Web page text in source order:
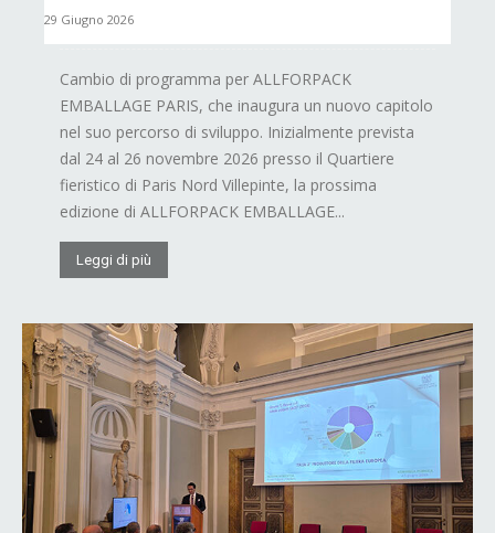
29 Giugno 2026
Cambio di programma per ALLFORPACK
EMBALLAGE PARIS, che inaugura un nuovo capitolo
nel suo percorso di sviluppo. Inizialmente prevista
dal 24 al 26 novembre 2026 presso il Quartiere
fieristico di Paris Nord Villepinte, la prossima
edizione di ALLFORPACK EMBALLAGE...
Leggi di più